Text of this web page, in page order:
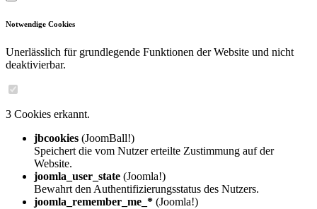
Notwendige Cookies
Unerlässlich für grundlegende Funktionen der Website und nicht
deaktivierbar.
3 Cookies erkannt.
jbcookies (JoomBall!)
Speichert die vom Nutzer erteilte Zustimmung auf der
Website.
joomla_user_state (Joomla!)
Bewahrt den Authentifizierungsstatus des Nutzers.
joomla_remember_me_* (Joomla!)